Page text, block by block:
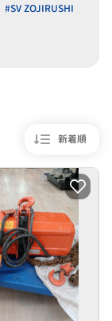
#SV ZOJIRUSHI
新着順